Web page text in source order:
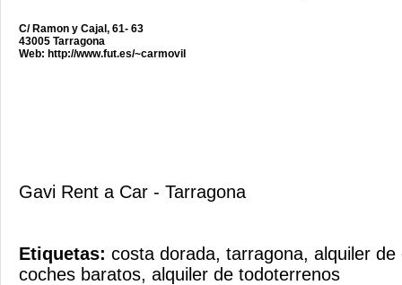
C/ Ramon y Cajal, 61- 63
43005 Tarragona
Web: http://www.fut.es/~carmovil
Gavi Rent a Car - Tarragona
Etiquetas: costa dorada, tarragona, alquiler de
coches baratos, alquiler de todoterrenos